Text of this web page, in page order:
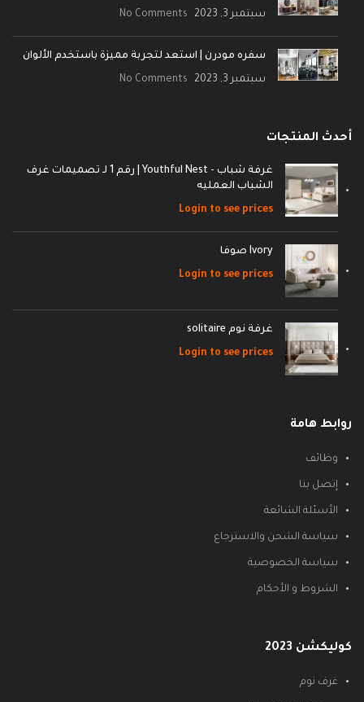
سبتمبر 3, 2023 No Comments
سفره مودرن | استعد لتجربة مميزة باستخدم الألوان
سبتمبر 3, 2023 No Comments
أحدث المنتجات
غرفة شباب - Youthful Nest | رقم 1 لـ تصميمات غرف
الشباب العمليه
Login to see prices
Ivory صوفا
Login to see prices
غرفة نوم solitaire
Login to see prices
روابط هامة
وظائف
إتصل بنا
الأسئلة الشائعة
سياسة الشحن والاسترجاع
سياسة الخصوصية
الشروط و الأحكام
كوليكشن 2023
غرف نوم